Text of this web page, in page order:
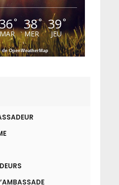
°
MAR
38°
MER
39°
JEU
OpenWeatherMap